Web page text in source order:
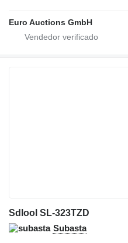
Euro Auctions GmbH
Sdlool SL-323TZD
Subasta